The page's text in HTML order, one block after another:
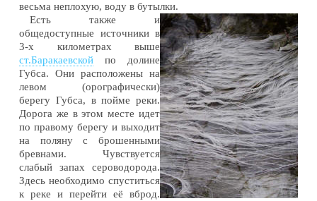
весьма неплохую, воду в бутылки.
Есть также и
общедоступные источники в
3-х километрах выше
ст.Баракаевской по долине
Губса. Они расположены на
левом (орографически)
берегу Губса, в пойме реки.
Дорога же в этом месте идет
по правому берегу и выходит
на поляну с брошенными
бревнами. Чувствуется
слабый запах сероводорода.
Здесь необходимо спуститься
к реке и перейти её вброд.